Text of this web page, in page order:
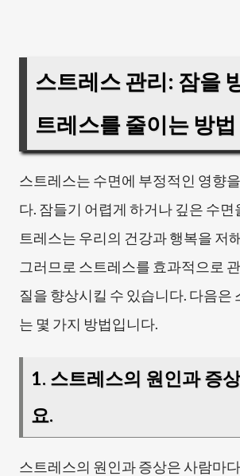
스트레스 관리: 잠을
트레스를 줄이는 방법
스트레스는 수면에 부정적인 영향
다. 잠들기 어렵게 하거나 깊은 수면
트레스는 우리의 건강과 행복을 저
그러므로 스트레스를 효과적으로
질을 향상시킬 수 있습니다. 다음은
는 몇 가지 방법입니다.
1. 스트레스의 원인과 증
요.
스트레스의 원인과 증상은 사람마